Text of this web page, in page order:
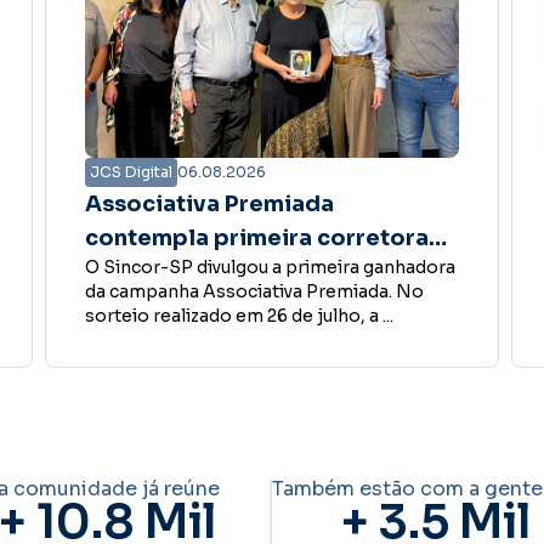
JCS Digital 06.08.2026
Bate-papo Online aborda
gestão, processos e delegação
nas corretoras de seguros
No dia 6 de agosto, o Sincor-SP realizou
mais uma edição do Bate-papo Online. O
encontro teve como ...
comunidade já reúne
+ 10.8 Mil
Também estão com a gente
+ 3.5 Mil